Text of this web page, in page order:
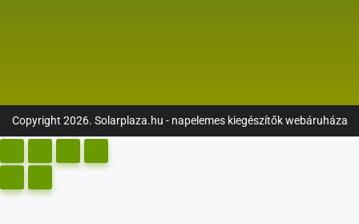
Copyright 2026. Solarplaza.hu - napelemes kiegészítők webáruháza